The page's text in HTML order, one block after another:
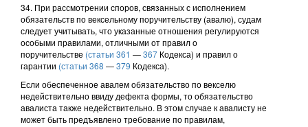
34. При рассмотрении споров, связанных с исполнением
обязательств по вексельному поручительству (авалю), судам
следует учитывать, что указанные отношения регулируются
особыми правилами, отличными от правил о
поручительстве (статьи 361 —367 Кодекса) и правил о
гарантии (статьи 368 —379 Кодекса).
Если обеспеченное авалем обязательство по векселю
недействительно ввиду дефекта формы, то обязательство
авалиста также недействительно. В этом случае к авалисту не
может быть предъявлено требование по правилам,